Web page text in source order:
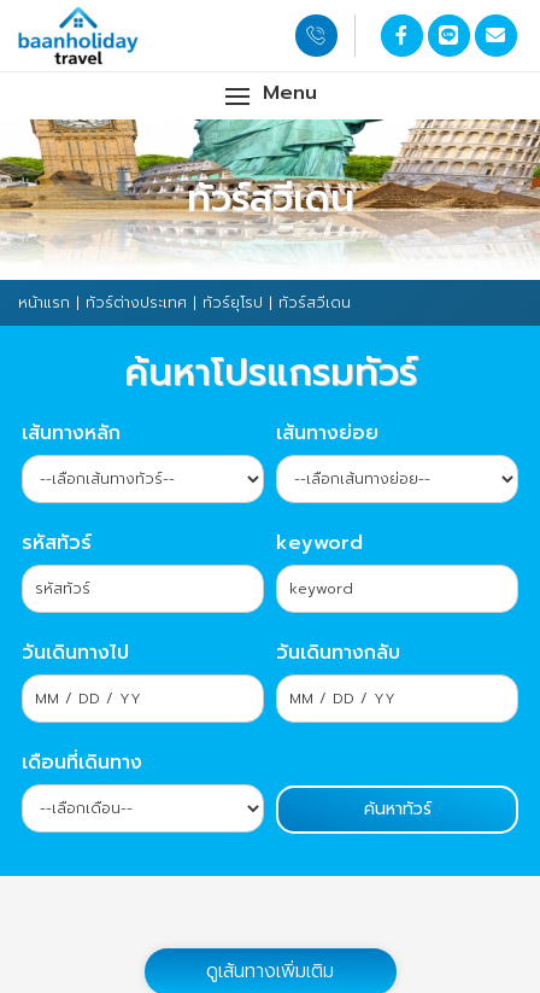
Menu
ทัวร์สวีเดน
หน้าแรก | ทัวร์ต่างประเทศ | ทัวร์ยุโรป | ทัวร์สวีเดน
ค้นหาโปรแกรมทัวร์
เส้นทางหลัก เส้นทางย่อย
รหัสทัวร์ keyword
วันเดินทางไป วันเดินทางกลับ
เดือนที่เดินทาง
ดูเส้นทางเพิ่มเติม